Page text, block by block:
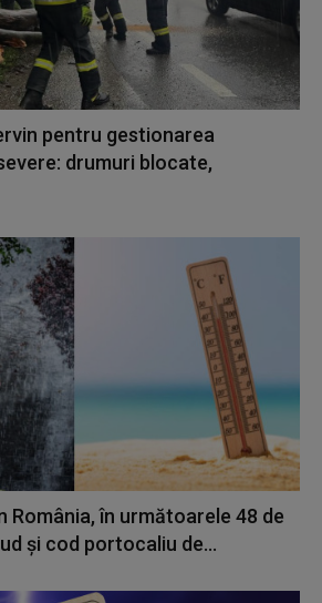
pentru gestionarea
drumuri blocate,
România, în următoarele 48 de
și cod portocaliu de...